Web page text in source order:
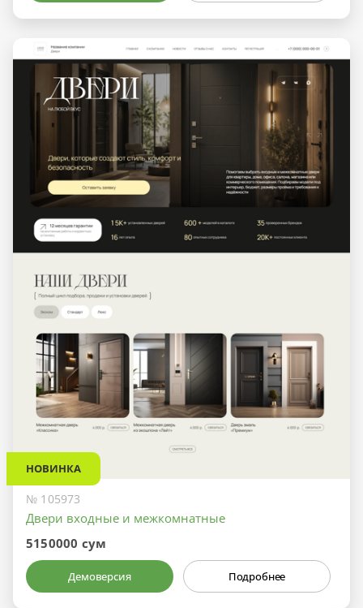
НОВИНКА
№ 105973
Двери входные и межкомнатные
5150000 сум
Демоверсия Подробнее